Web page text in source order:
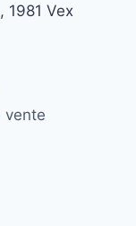
1981 Vex
vente